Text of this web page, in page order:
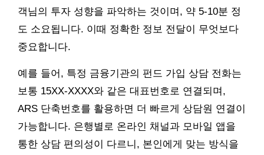
객님의 투자 성향을 파악하는 것이며, 약 5-10분 정
도 소요됩니다. 이때 정확한 정보 전달이 무엇보다
중요합니다.
예를 들어, 특정 금융기관의 펀드 가입 상담 전화는
보통 15XX-XXXX와 같은 대표번호로 연결되며,
ARS 단축번호를 활용하면 더 빠르게 상담원 연결이
가능합니다. 은행별로 온라인 채널과 모바일 앱을
통한 상담 편의성이 다르니, 본인에게 맞는 방식을